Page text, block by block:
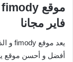
فاير مجانا
أفضل و أحسن موقع